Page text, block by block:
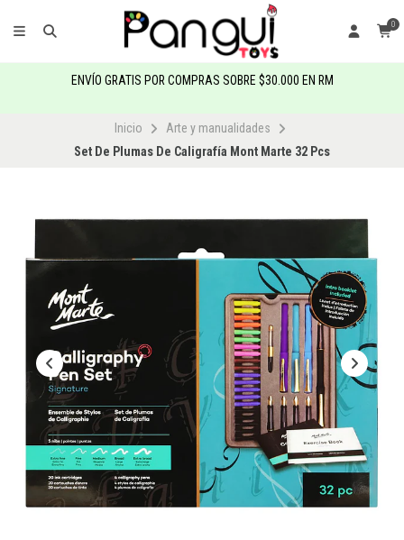
0
ENVÍO GRATIS POR COMPRAS SOBRE $30.000 EN RM
Inicio
Arte y manualidades
Set De Plumas De Caligrafía Mont Marte 32 Pcs